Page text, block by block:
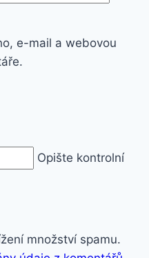
e-mail a webovou
Opište kontrolní
množství spamu.